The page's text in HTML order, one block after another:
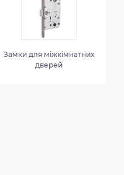
Замки для міжкімнатних
дверей